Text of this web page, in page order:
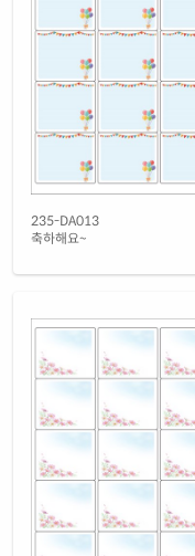
흰색 광택 방수
RV235LU-
흰색 광택 레이저
CL235LG-
RV235LG-
흰색(50μm) 광
흰색 무광 방수
RV235MP-
투명(25μm) 방
CL235TT-
투명(50μm) 방
CL235LT-
노란색 방수 레이
235-DA013
축하해요~